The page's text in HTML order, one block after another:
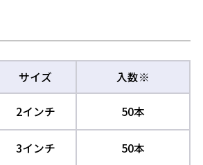
サイズ 入数※
2インチ 50本
3インチ 50本